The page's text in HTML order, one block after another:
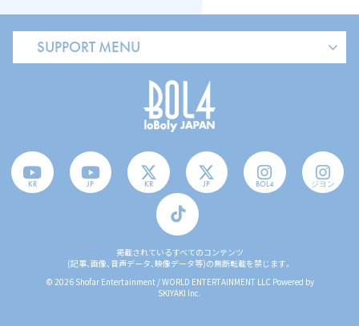
SUPPORT MENU
KR JP KR JP BOL4 ジヨン
掲載されているすべてのコンテンツ
(記事、画像、音声データ、映像データ等)の無断転載を禁じます。
© 2026 Shofar Entertainment / WORLD ENTERTAINMENT LLC Powered by
SKIYAKI Inc.